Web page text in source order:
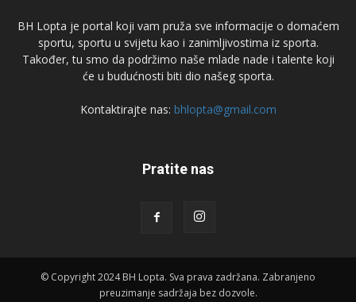
BH Lopta je portal koji vam pruža sve informacije o domaćem
sportu, sportu u svijetu kao i zanimljivostima iz sporta.
Također, tu smo da podržimo naše mlade nade i talente koji
će u budućnosti biti dio našeg sporta.
Kontaktirajte nas: bhlopta@gmail.com
Pratite nas
© Copyright 2024 BH Lopta. Sva prava zadržana. Zabranjeno
preuzimanje sadržaja bez dozvole.